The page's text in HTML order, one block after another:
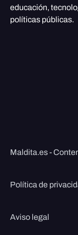
educación,
políticas públicas.
Maldita.es -
Política de
Aviso legal